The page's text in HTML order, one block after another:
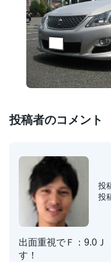
投稿者のコメント
投
投
出面重視でＦ：9.0
す！